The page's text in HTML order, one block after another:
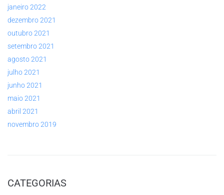
janeiro 2022
dezembro 2021
outubro 2021
setembro 2021
agosto 2021
julho 2021
junho 2021
maio 2021
abril 2021
novembro 2019
CATEGORIAS